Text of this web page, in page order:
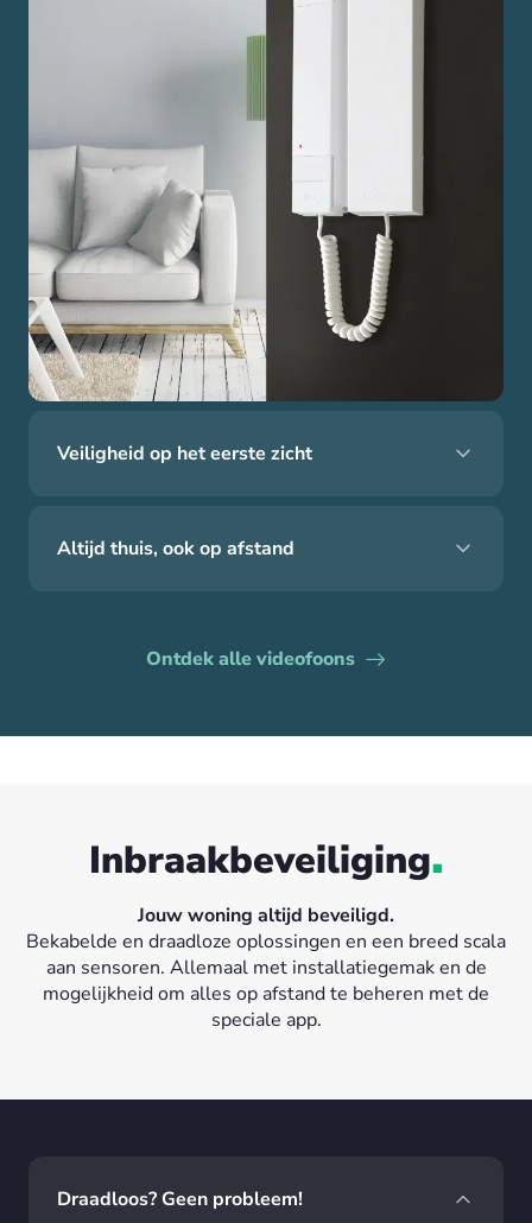
Veiligheid op het eerste zicht
Altijd thuis, ook op afstand
Ontdek alle videofoons
Inbraakbeveiliging.
Jouw woning altijd beveiligd.
Bekabelde en draadloze oplossingen en een breed scala
aan sensoren. Allemaal met installatiegemak en de
mogelijkheid om alles op afstand te beheren met de
speciale app.
Draadloos? Geen probleem!